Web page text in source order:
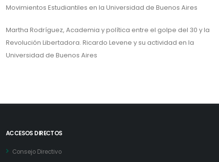
Movimientos Estudiantiles en la Universidad de Buenos Aires
Martha Rodríguez, Academia y política entre el golpe del 30 y la
Revolución Libertadora. Ricardo Levene y su actividad en la
Universidad de Buenos Aires
ACCESOS DIRECTOS
Consejo Directivo